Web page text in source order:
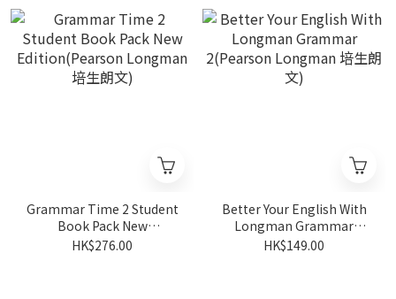
Grammar Time 2 Student
Book Pack New
Edition(Pearson
HK$276.00
Better Your English With
Longman Grammar
2(Pearson Longman 培生
HK$149.00